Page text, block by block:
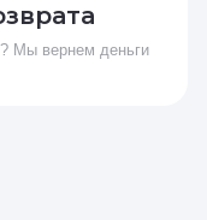
Мы вернем деньги